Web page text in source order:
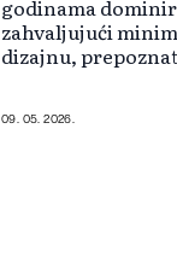
godinama
zahvaljujući
dizajnu,
kompanija ne
09. 05. 2026.